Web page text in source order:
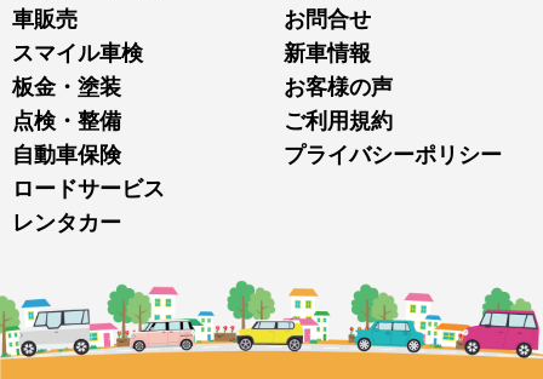
車販売
スマイル車検
板金・塗装
点検・整備
自動車保険
ロードサービス
レンタカー
お問合せ
新車情報
お客様の声
ご利用規約
プライバシーポリシー